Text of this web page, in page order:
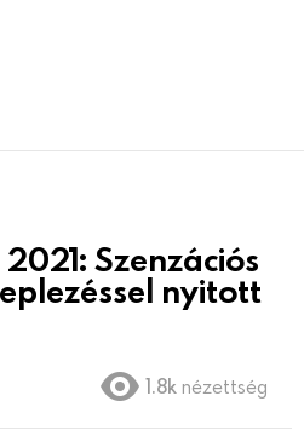
Szenzációs
nyitott
1.8k nézettség